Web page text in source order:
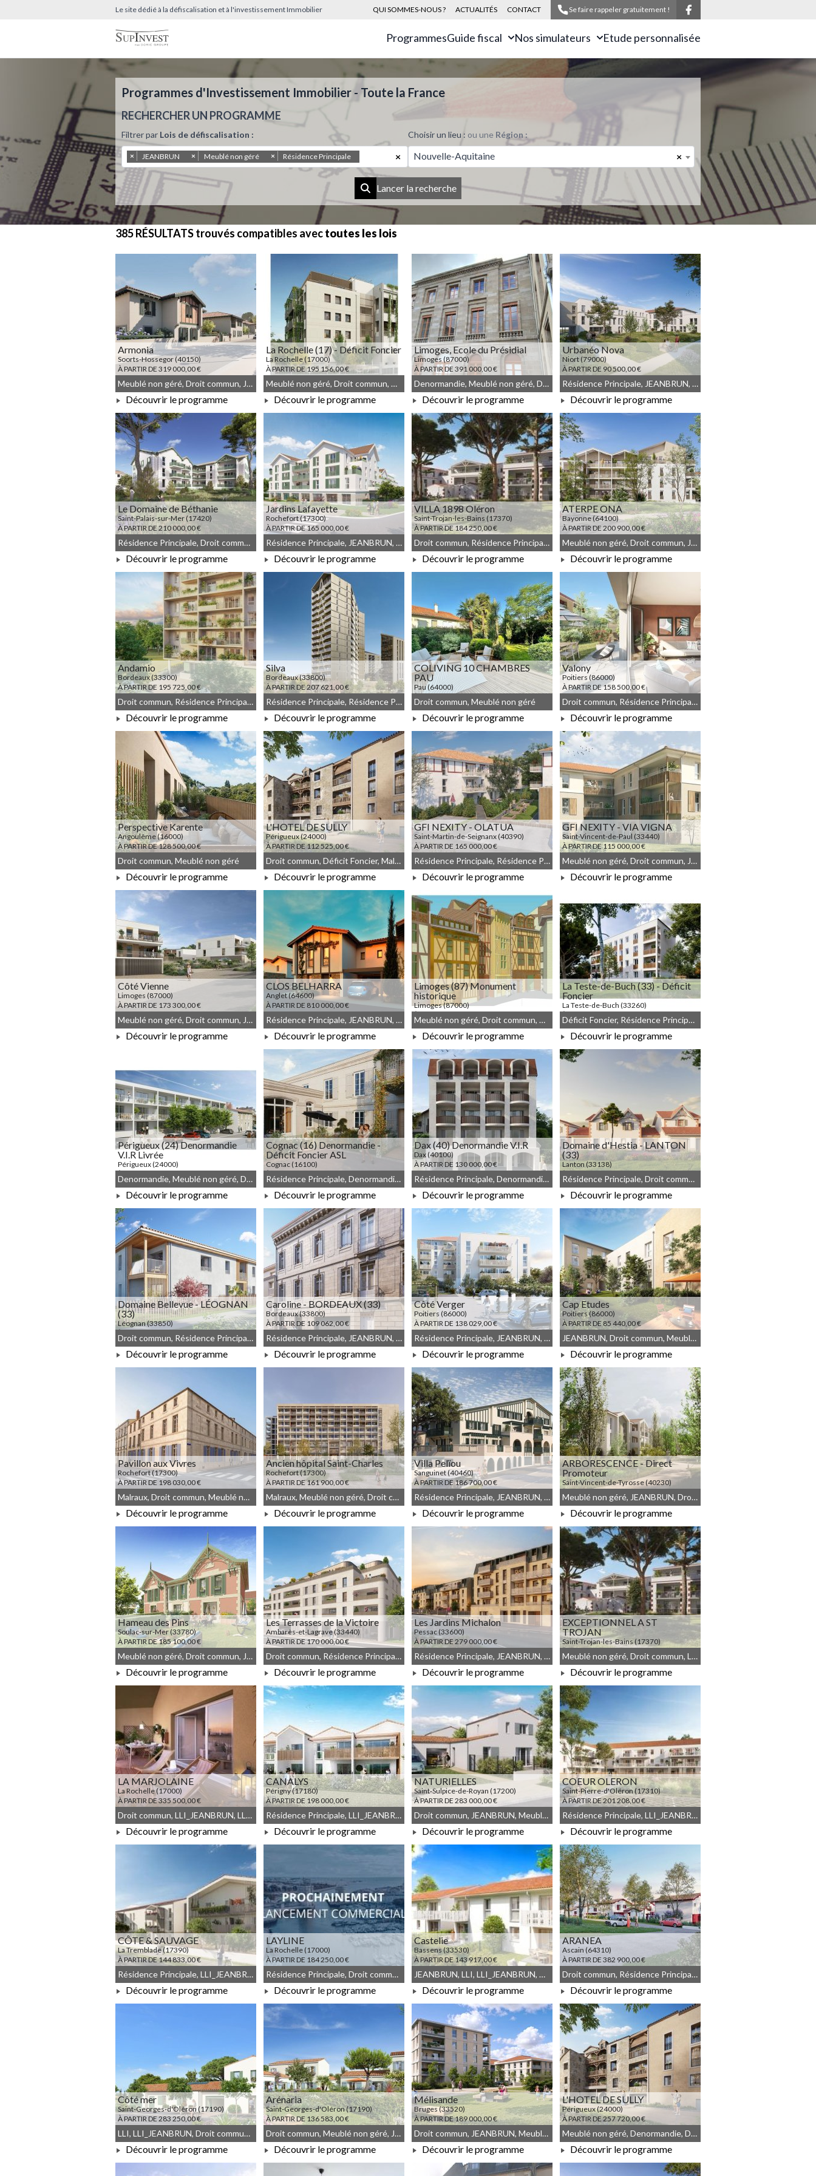
Le site dédié à la défiscalisation et à l'investissement Immobilier QUI SOMMES-NOUS ? ACTUALITÉS CONTACT Se faire rappeler gratuitement !
ProgrammesGuide fiscal Nos simulateurs Etude personnalisée
Programmes d'Investissement Immobilier - Toute la France
RECHERCHER UN PROGRAMME
Filtrer par Lois de défiscalisation :
×
× JEANBRUN × Meublé non géré × Résidence Principale
Choisir un lieu : ou une Région :
×
Nouvelle-Aquitaine
Lancer la recherche
385 RÉSULTATStrouvés compatibles avectoutes les lois
Armonia
Soorts-Hossegor (40150)
À PARTIR DE 319 000,00 €
À PARTIR DE 319 000,00 €
Meublé non géré, Droit commun, JEANBRUN
Découvrir le programme
La Rochelle (17) - Déficit Foncier
La Rochelle (17000)
À PARTIR DE 195 156,00 €
À PARTIR DE 195 156,00 €
Meublé non géré, Droit commun, Déficit Foncier
Découvrir le programme
Limoges, Ecole du Présidial
Limoges (87000)
À PARTIR DE 391 000,00 €
À PARTIR DE 391 000,00 €
Denormandie, Meublé non géré, Droit commun
Découvrir le programme
Urbanéo Nova
Niort (79000)
À PARTIR DE 90 500,00 €
À PARTIR DE 90 500,00 €
Résidence Principale, JEANBRUN, Meublé non géré, Droit commun
Découvrir le programme
Le Domaine de Béthanie
Saint-Palais-sur-Mer (17420)
À PARTIR DE 210 000,00 €
À PARTIR DE 210 000,00 €
Résidence Principale, Droit commun, Meublé non géré, JEANBRUN
Découvrir le programme
Jardins Lafayette
Rochefort (17300)
À PARTIR DE 165 000,00 €
À PARTIR DE 165 000,00 €
Résidence Principale, JEANBRUN, Meublé non géré, Droit commun
Découvrir le programme
VILLA 1898 Oléron
Saint-Trojan-les-Bains (17370)
À PARTIR DE 184 250,00 €
À PARTIR DE 184 250,00 €
Droit commun, Résidence Principale, LLI_JEANBRUN, LLI, JEANBRUN, Meublé non géré
Découvrir le programme
ATERPE ONA
Bayonne (64100)
À PARTIR DE 200 900,00 €
À PARTIR DE 200 900,00 €
Meublé non géré, Droit commun, JEANBRUN
Découvrir le programme
Andamio
Bordeaux (33300)
À PARTIR DE 195 725,00 €
À PARTIR DE 195 725,00 €
Droit commun, Résidence Principale, Meublé non géré
Découvrir le programme
Silva
Bordeaux (33800)
À PARTIR DE 207 621,00 €
À PARTIR DE 207 621,00 €
Résidence Principale, Résidence Principale, JEANBRUN, LLI, LLI_JEANBRUN
Découvrir le programme
COLIVING 10 CHAMBRES
PAU
Pau (64000)
À PARTIR DE 720 000,00 €
À PARTIR DE 720 000,00 €
Droit commun, Meublé non géré
Découvrir le programme
Valony
Poitiers (86000)
À PARTIR DE 158 500,00 €
À PARTIR DE 158 500,00 €
Droit commun, Résidence Principale, Meublé non géré
Découvrir le programme
Perspective Karente
Angoulême (16000)
À PARTIR DE 128 500,00 €
À PARTIR DE 128 500,00 €
Droit commun, Meublé non géré
Découvrir le programme
L'HOTEL DE SULLY
Périgueux (24000)
À PARTIR DE 112 525,00 €
À PARTIR DE 112 525,00 €
Droit commun, Déficit Foncier, Malraux, Denormandie, Meublé non géré
Découvrir le programme
GFI NEXITY - OLATUA
Saint-Martin-de-Seignanx (40390)
À PARTIR DE 165 000,00 €
À PARTIR DE 165 000,00 €
Résidence Principale, Résidence Principale, JEANBRUN, Meublé non géré, Droit commun
Découvrir le programme
GFI NEXITY - VIA VIGNA
Saint-Vincent-de-Paul (33440)
À PARTIR DE 115 000,00 €
À PARTIR DE 115 000,00 €
Meublé non géré, Droit commun, JEANBRUN
Découvrir le programme
Côté Vienne
Limoges (87000)
À PARTIR DE 173 300,00 €
À PARTIR DE 173 300,00 €
Meublé non géré, Droit commun, JEANBRUN
Découvrir le programme
CLOS BELHARRA
Anglet (64600)
À PARTIR DE 810 000,00 €
À PARTIR DE 810 000,00 €
Résidence Principale, JEANBRUN, Meublé non géré, Droit commun
Découvrir le programme
Limoges (87) Monument
historique
Limoges (87000)
À PARTIR DE 154 093,00 €
À PARTIR DE 154 093,00 €
Meublé non géré, Droit commun, Monument Historique
Découvrir le programme
La Teste-de-Buch (33) - Déficit
Foncier
La Teste-de-Buch (33260)
À PARTIR DE 211 335,00 €
À PARTIR DE 211 335,00 €
Déficit Foncier, Résidence Principale, Meublé non géré, Droit commun
Découvrir le programme
Périgueux (24) Denormandie
V.I.R Livrée
Périgueux (24000)
À PARTIR DE 168 780,00 €
À PARTIR DE 168 780,00 €
Denormandie, Meublé non géré, Droit commun
Découvrir le programme
Cognac (16) Denormandie -
Déficit Foncier ASL
Cognac (16100)
À PARTIR DE 151 000,00 €
À PARTIR DE 151 000,00 €
Résidence Principale, Denormandie, Meublé non géré, Droit commun
Découvrir le programme
Dax (40) Denormandie V.I.R
Dax (40100)
À PARTIR DE 130 000,00 €
À PARTIR DE 130 000,00 €
Résidence Principale, Denormandie, Meublé non géré, Droit commun
Découvrir le programme
Domaine d'Hestia - LANTON
(33)
Lanton (33138)
À PARTIR DE 424 000,00 €
À PARTIR DE 424 000,00 €
Résidence Principale, Droit commun, JEANBRUN, Meublé non géré
Découvrir le programme
Domaine Bellevue - LÉOGNAN
(33)
Léognan (33850)
À PARTIR DE 201 000,00 €
À PARTIR DE 201 000,00 €
Droit commun, Résidence Principale, Meublé non géré, JEANBRUN
Découvrir le programme
Caroline - BORDEAUX (33)
Bordeaux (33800)
À PARTIR DE 109 062,00 €
Résidence Principale, JEANBRUN, Meublé non géré, Droit commun
Découvrir le programme
Côté Verger
Poitiers (86000)
À PARTIR DE 138 029,00 €
À PARTIR DE 138 029,00 €
Résidence Principale, JEANBRUN, Meublé non géré, Droit commun
Découvrir le programme
Cap Etudes
Poitiers (86000)
À PARTIR DE 85 440,00 €
À PARTIR DE 85 440,00 €
JEANBRUN, Droit commun, Meublé non géré
Découvrir le programme
Pavillon aux Vivres
Rochefort (17300)
À PARTIR DE 198 030,00 €
À PARTIR DE 198 030,00 €
Malraux, Droit commun, Meublé non géré
Découvrir le programme
Ancien hôpital Saint-Charles
Rochefort (17300)
À PARTIR DE 161 900,00 €
À PARTIR DE 161 900,00 €
Malraux, Meublé non géré, Droit commun
Découvrir le programme
Villa Pelïou
Sanguinet (40460)
À PARTIR DE 186 700,00 €
À PARTIR DE 186 700,00 €
Résidence Principale, JEANBRUN, Meublé non géré, Droit commun
Découvrir le programme
ARBORESCENCE - Direct
Promoteur
Saint-Vincent-de-Tyrosse (40230)
À PARTIR DE 189 917,00 €
À PARTIR DE 189 917,00 €
Meublé non géré, JEANBRUN, Droit commun
Découvrir le programme
Hameau des Pins
Soulac-sur-Mer (33780)
À PARTIR DE 185 100,00 €
À PARTIR DE 185 100,00 €
Meublé non géré, Droit commun, JEANBRUN
Découvrir le programme
Les Terrasses de la Victoire
Ambarès-et-Lagrave (33440)
À PARTIR DE 170 000,00 €
À PARTIR DE 170 000,00 €
Droit commun, Résidence Principale, Meublé non géré, JEANBRUN
Découvrir le programme
Les Jardins Michalon
Pessac (33600)
À PARTIR DE 279 000,00 €
À PARTIR DE 279 000,00 €
Résidence Principale, JEANBRUN, Meublé non géré, Droit commun
Découvrir le programme
EXCEPTIONNEL A ST
TROJAN
Saint-Trojan-les-Bains (17370)
À PARTIR DE 197 083,00 €
À PARTIR DE 197 083,00 €
Meublé non géré, Droit commun, LLI_JEANBRUN, LLI, JEANBRUN
Découvrir le programme
LA MARJOLAINE
La Rochelle (17000)
À PARTIR DE 335 500,00 €
À PARTIR DE 335 500,00 €
Droit commun, LLI_JEANBRUN, LLI, JEANBRUN, Meublé non géré
Découvrir le programme
CANALYS
Périgny (17180)
À PARTIR DE 198 000,00 €
Résidence Principale, LLI_JEANBRUN, LLI, JEANBRUN, Meublé non géré, Droit commun
Découvrir le programme
NATURIELLES
Saint-Sulpice-de-Royan (17200)
À PARTIR DE 283 000,00 €
À PARTIR DE 283 000,00 €
Droit commun, JEANBRUN, Meublé non géré
Découvrir le programme
COEUR OLERON
Saint-Pierre-d'Oléron (17310)
À PARTIR DE 201 208,00 €
À PARTIR DE 201 208,00 €
Résidence Principale, LLI_JEANBRUN, LLI, JEANBRUN, Meublé non géré, Droit commun
Découvrir le programme
CÔTE & SAUVAGE
La Tremblade (17390)
À PARTIR DE 144 833,00 €
Résidence Principale, LLI_JEANBRUN, LLI, JEANBRUN, Meublé non géré, Droit commun
Découvrir le programme
LAYLINE
La Rochelle (17000)
À PARTIR DE 184 250,00 €
À PARTIR DE 184 250,00 €
Résidence Principale, Droit commun, Meublé non géré, JEANBRUN, LLI, LLI_JEANBRUN
Découvrir le programme
Castelie
Bassens (33530)
À PARTIR DE 143 917,00 €
À PARTIR DE 143 917,00 €
JEANBRUN, LLI, LLI_JEANBRUN, Droit commun, Meublé non géré
Découvrir le programme
ARANEA
Ascain (64310)
À PARTIR DE 382 900,00 €
À PARTIR DE 382 900,00 €
Droit commun, Résidence Principale, JEANBRUN, Meublé non géré
Découvrir le programme
Côté mer
Saint-Georges-d'Oléron (17190)
À PARTIR DE 283 250,00 €
LLI, LLI_JEANBRUN, Droit commun, Meublé non géré, JEANBRUN
Découvrir le programme
Arénaria
Saint-Georges-d'Oléron (17190)
À PARTIR DE 136 583,00 €
Droit commun, Meublé non géré, JEANBRUN, LLI, LLI_JEANBRUN
Découvrir le programme
Mélisande
Bruges (33520)
À PARTIR DE 189 000,00 €
Droit commun, JEANBRUN, Meublé non géré
Découvrir le programme
L'HOTEL DE SULLY
Périgueux (24000)
À PARTIR DE 257 720,00 €
Meublé non géré, Denormandie, Droit commun, Déficit Foncier, Malraux
Découvrir le programme